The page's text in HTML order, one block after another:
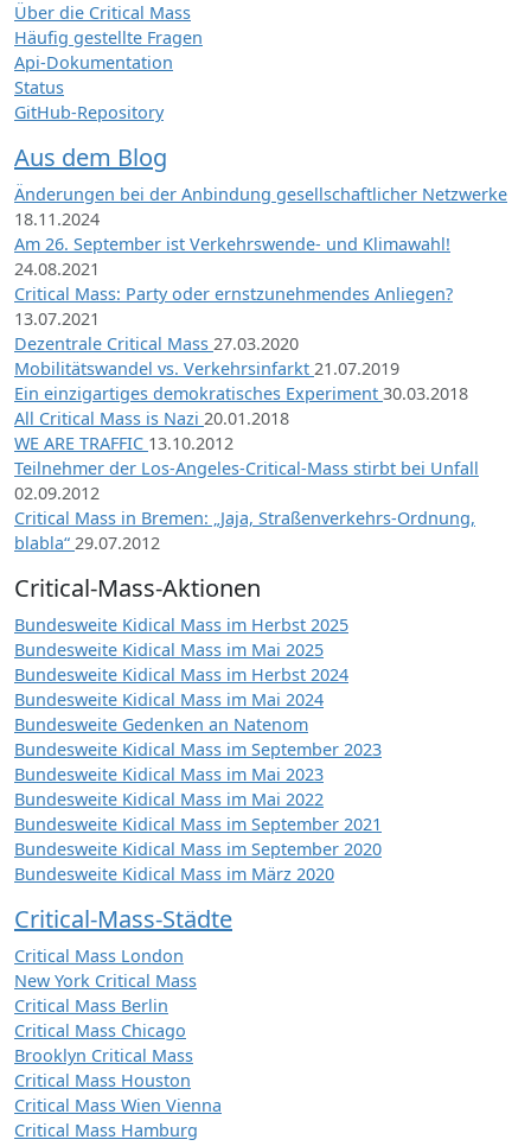
Über die Critical Mass
Häufig gestellte Fragen
Api-Dokumentation
Status
GitHub-Repository
Aus dem Blog
Änderungen bei der Anbindung gesellschaftlicher Netzwerke
18.11.2024
Am 26. September ist Verkehrswende- und Klimawahl!
24.08.2021
Critical Mass: Party oder ernstzunehmendes Anliegen?
13.07.2021
Dezentrale Critical Mass 27.03.2020
Mobilitätswandel vs. Verkehrsinfarkt 21.07.2019
Ein einzigartiges demokratisches Experiment 30.03.2018
All Critical Mass is Nazi 20.01.2018
WE ARE TRAFFIC 13.10.2012
Teilnehmer der Los-Angeles-Critical-Mass stirbt bei Unfall
02.09.2012
Critical Mass in Bremen: „Jaja, Straßenverkehrs-Ordnung,
blabla“ 29.07.2012
Critical-Mass-Aktionen
Bundesweite Kidical Mass im Herbst 2025
Bundesweite Kidical Mass im Mai 2025
Bundesweite Kidical Mass im Herbst 2024
Bundesweite Kidical Mass im Mai 2024
Bundesweite Gedenken an Natenom
Bundesweite Kidical Mass im September 2023
Bundesweite Kidical Mass im Mai 2023
Bundesweite Kidical Mass im Mai 2022
Bundesweite Kidical Mass im September 2021
Bundesweite Kidical Mass im September 2020
Bundesweite Kidical Mass im März 2020
Critical-Mass-Städte
Critical Mass London
New York Critical Mass
Critical Mass Berlin
Critical Mass Chicago
Brooklyn Critical Mass
Critical Mass Houston
Critical Mass Wien Vienna
Critical Mass Hamburg